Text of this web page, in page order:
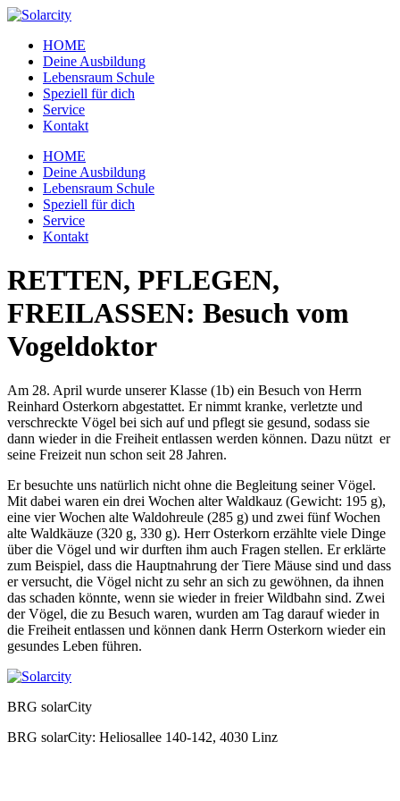
Zum
wechselnHOME
Deine Ausbildung
Lebensraum Schule
Speziell für dich
Service
Kontakt
Menü
HOME
Deine Ausbildung
Lebensraum Schule
Speziell für dich
Service
Kontakt
RETTEN, PFLEGEN,
FREILASSEN: Besuch vom
Vogeldoktor
Am 28. April wurde unserer Klasse (1b) ein Besuch von Herrn
Reinhard Osterkorn abgestattet. Er nimmt kranke, verletzte und
verschreckte Vögel bei sich auf und pflegt sie gesund, sodass sie
dann wieder in die Freiheit entlassen werden können. Dazu nützt er
seine Freizeit nun schon seit 28 Jahren.
Er besuchte uns natürlich nicht ohne die Begleitung seiner Vögel.
Mit dabei waren ein drei Wochen alter Waldkauz (Gewicht: 195 g),
eine vier Wochen alte Waldohreule (285 g) und zwei fünf Wochen
alte Waldkäuze (320 g, 330 g). Herr Osterkorn erzählte viele Dinge
über die Vögel und wir durften ihm auch Fragen stellen. Er erklärte
zum Beispiel, dass die Hauptnahrung der Tiere Mäuse sind und dass
er versucht, die Vögel nicht zu sehr an sich zu gewöhnen, da ihnen
das schaden könnte, wenn sie wieder in freier Wildbahn sind. Zwei
der Vögel, die zu Besuch waren, wurden am Tag darauf wieder in
die Freiheit entlassen und können dank Herrn Osterkorn wieder ein
gesundes Leben führen.
BRG solarCity
BRG solarCity: Heliosallee 140-142, 4030 Linz